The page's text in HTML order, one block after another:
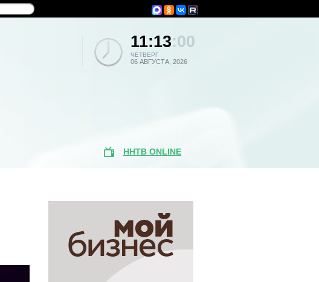
11:13:00
ЧЕТВЕРГ
06 АВГУСТА, 2026
ННТВ ONLINE